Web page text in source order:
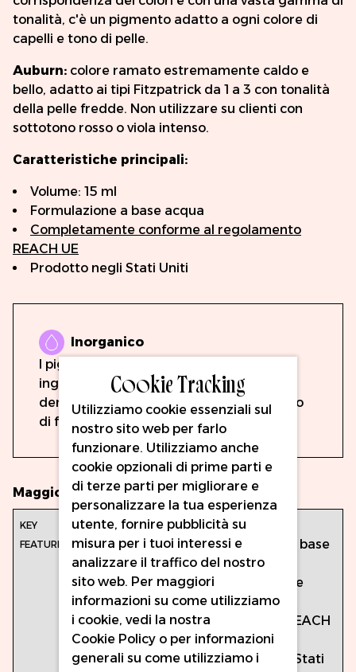
tonalità, c'è un pigmento adatto a ogni colore di
capelli e tono di pelle.
Auburn: colore ramato estremamente caldo e
bello, adatto ai tipi Fitzpatrick da 1 a 3 con tonalità
della pelle fredde. Non utilizzare su clienti con
sottotono rosso o viola intenso.
Caratteristiche principali:
Volume: 15 ml
Formulazione a base acqua
Completamente conforme al regolamento
REACH UE
Prodotto negli Stati Uniti
Inorganico
I pigmenti inorganici sono formulati con
ingredienti prevalentemente inorganici,
derivati da minerali naturali come l'ossido
di ferro.
Maggiori Informazioni
Caratteristiche
principali:
Volume: 15 ml
Formulazione a base
acqua
Completamente
conforme al
regolamento REACH
UE
Prodotto negli Stati
Cookie Tracking
Utilizziamo cookie essenziali sul
nostro sito web per farlo
funzionare. Utilizziamo anche
cookie opzionali di prime parti e
di terze parti per migliorare e
personalizzare la tua esperienza
utente, fornire pubblicità su
misura per i tuoi interessi e
analizzare il traffico del nostro
sito web. Per maggiori
informazioni su come utilizziamo
i cookie, vedi la nostra
Cookie Policy o per informazioni
generali su come utilizziamo i